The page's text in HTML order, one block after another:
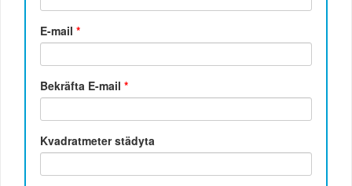
E-mail*
Bekräfta E-mail*
Kvadratmeter städyta